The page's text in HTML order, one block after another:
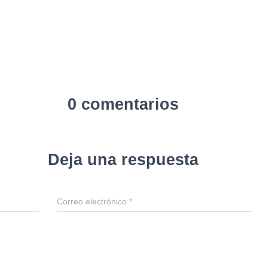
0 comentarios
Deja una respuesta
Correo electrónico*